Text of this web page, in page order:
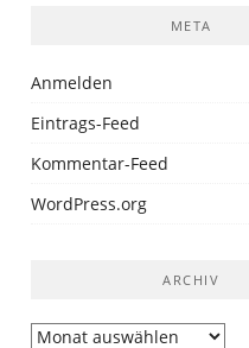
META
Anmelden
Eintrags-Feed
Kommentar-Feed
WordPress.org
ARCHIV
Archiv